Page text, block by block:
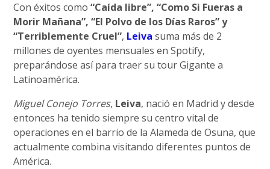
Con éxitos como“Caída libre”, “Como Si Fueras a
Morir Mañana”, “El Polvo de los Días Raros” y
“Terriblemente Cruel”, Leiva suma más de 2
millones de oyentes mensuales en Spotify,
preparándose así para traer su tour Gigante a
Latinoamérica.
Miguel Conejo Torres, Leiva, nació en Madrid y desde
entonces ha tenido siempre su centro vital de
operaciones en el barrio de la Alameda de Osuna, que
actualmente combina visitando diferentes puntos de
América.